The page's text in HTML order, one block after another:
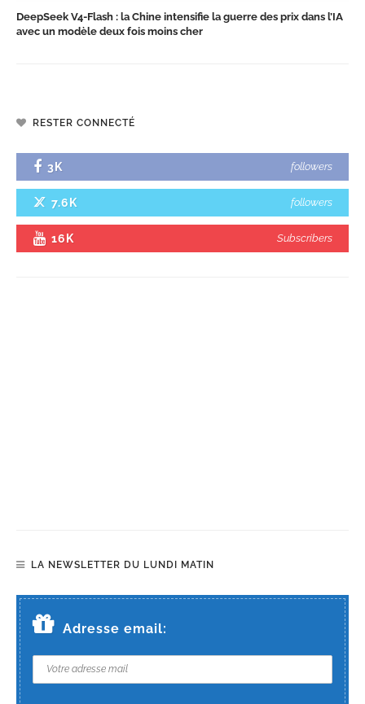
DeepSeek V4-Flash : la Chine intensifie la guerre des prix dans l’IA
avec un modèle deux fois moins cher
RESTER CONNECTÉ
3K followers
7.6K followers
16K Subscribers
LA NEWSLETTER DU LUNDI MATIN
Adresse email: